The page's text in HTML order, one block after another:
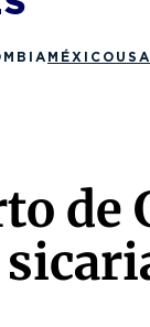
MÉXICO USA
de